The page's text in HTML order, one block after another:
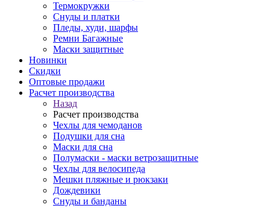
Термокружки
Снуды и платки
Пледы, худи, шарфы
Ремни Багажные
Маски защитные
Новинки
Скидки
Оптовые продажи
Расчет производства
Назад
Расчет производства
Чехлы для чемоданов
Подушки для сна
Маски для сна
Полумаски - маски ветрозащитные
Чехлы для велосипеда
Мешки пляжные и рюкзаки
Дождевики
Снуды и банданы